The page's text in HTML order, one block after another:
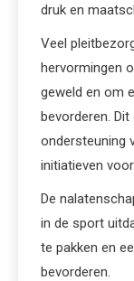
druk en
Veel
hervormingen
geweld en om
bevorderen.
ondersteuning
initiatieven
De
in de sport
te pakken en
bevorderen.